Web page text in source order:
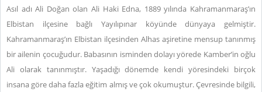
Asıl adı Ali Doğan olan Ali Haki Edna, 1889 yılında Kahramanmaraş’ın
Elbistan ilçesine bağlı Yayılıpınar köyünde dünyaya gelmiştir.
Kahramanmaraş’ın Elbistan ilçesinden Alhas aşiretine mensup tanınmış
bir ailenin çocuğudur. Babasının isminden dolayı yörede Kamber’in oğlu
Ali olarak tanınmıştır. Yaşadığı dönemde kendi yöresindeki birçok
insana göre daha fazla eğitim almış ve çok okumuştur. Çevresinde bilgili,